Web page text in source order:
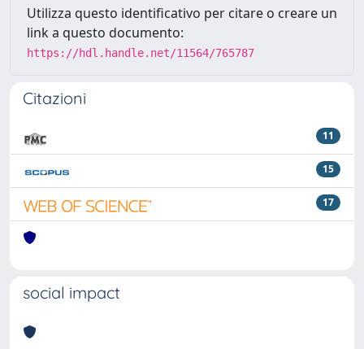
Utilizza questo identificativo per citare o creare un
link a questo documento:
https://hdl.handle.net/11564/765787
Citazioni
11
15
17
social impact